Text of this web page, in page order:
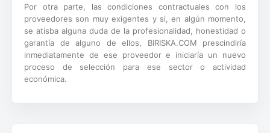
Por otra parte, las condiciones contractuales con los
proveedores son muy exigentes y si, en algún momento,
se atisba alguna duda de la profesionalidad, honestidad o
garantía de alguno de ellos, BIRISKA.COM prescindiría
inmediatamente de ese proveedor e iniciaría un nuevo
proceso de selección para ese sector o actividad
económica.